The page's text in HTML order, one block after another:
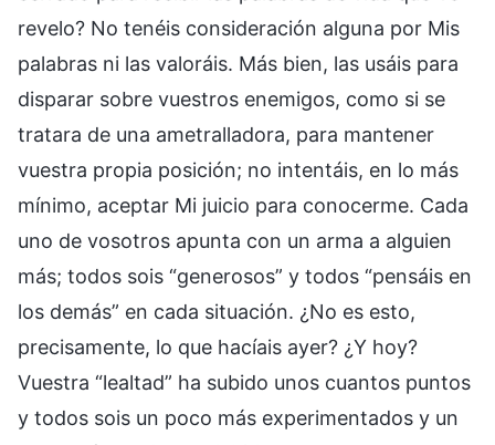
revelo? No tenéis consideración alguna por Mis
palabras ni las valoráis. Más bien, las usáis para
disparar sobre vuestros enemigos, como si se
tratara de una ametralladora, para mantener
vuestra propia posición; no intentáis, en lo más
mínimo, aceptar Mi juicio para conocerme. Cada
uno de vosotros apunta con un arma a alguien
más; todos sois “generosos” y todos “pensáis en
los demás” en cada situación. ¿No es esto,
precisamente, lo que hacíais ayer? ¿Y hoy?
Vuestra “lealtad” ha subido unos cuantos puntos
y todos sois un poco más experimentados y un